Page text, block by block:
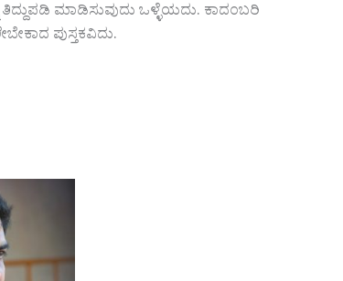
ತಿದ್ದುಪಡಿ ಮಾಡಿಸುವುದು ಒಳ್ಳೆಯದು. ಕಾದಂಬರಿ
ಪುಸ್ತಕವಿದು.